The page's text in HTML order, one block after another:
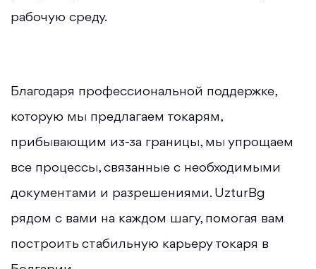
рабочую среду.
Благодаря профессиональной поддержке,
которую мы предлагаем токарям,
прибывающим из-за границы, мы упрощаем
все процессы, связанные с необходимыми
документами и разрешениями. UzturBg
рядом с вами на каждом шагу, помогая вам
построить стабильную карьеру токаря в